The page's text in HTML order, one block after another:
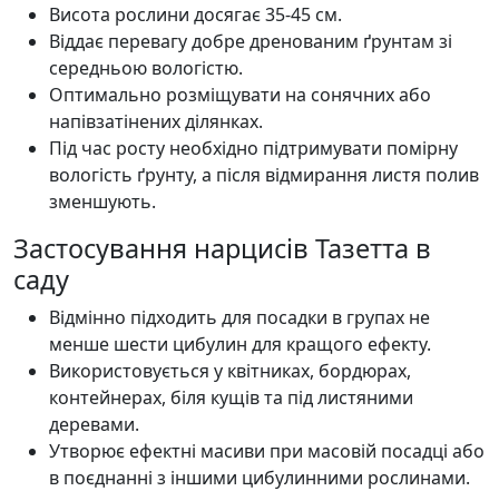
Висота рослини досягає 35-45 см.
Віддає перевагу добре дренованим ґрунтам зі
середньою вологістю.
Оптимально розміщувати на сонячних або
напівзатінених ділянках.
Під час росту необхідно підтримувати помірну
вологість ґрунту, а після відмирання листя полив
зменшують.
Застосування нарцисів Тазетта в
саду
Відмінно підходить для посадки в групах не
менше шести цибулин для кращого ефекту.
Використовується у квітниках, бордюрах,
контейнерах, біля кущів та під листяними
деревами.
Утворює ефектні масиви при масовій посадці або
в поєднанні з іншими цибулинними рослинами.